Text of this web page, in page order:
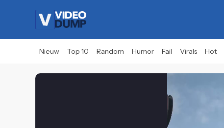
Nieuw Top 10 Random Humor Fail Virals Hot